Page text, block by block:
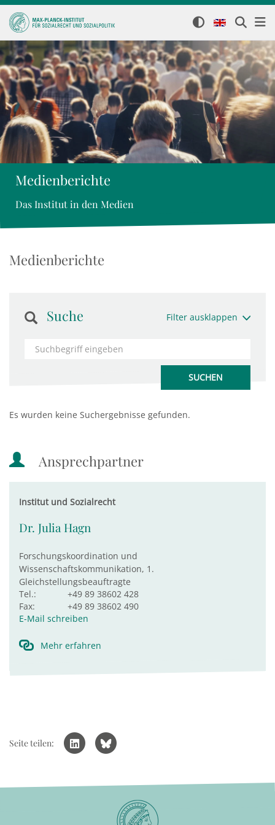
Medienberichte
Das Institut in den Medien
Medienberichte
Suche Filter ausklappen
Es wurden keine Suchergebnisse gefunden.
Ansprechpartner
Institut und Sozialrecht
Dr. Julia Hagn
Forschungskoordination und
Wissenschaftskommunikation, 1.
Gleichstellungsbeauftragte
Tel.:
+49 89 38602 428
Fax:
+49 89 38602 490
E-Mail schreiben
Mehr erfahren
Seite teilen: